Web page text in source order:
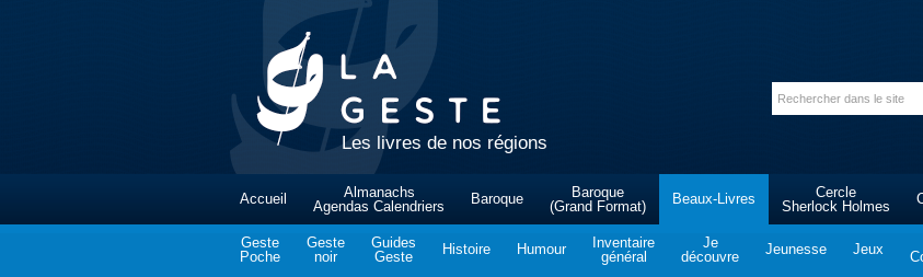
Les livres de nos régions
Accueil
Almanachs
Agendas Calendriers
Baroque
Baroque
(Grand Format)
Beaux-Livres
Cercle
Sherlock Holmes
Geste
Poche
Geste
noir
Guides
Geste
Histoire Humour
Inventaire
général
Je
découvre
Jeunesse Jeux